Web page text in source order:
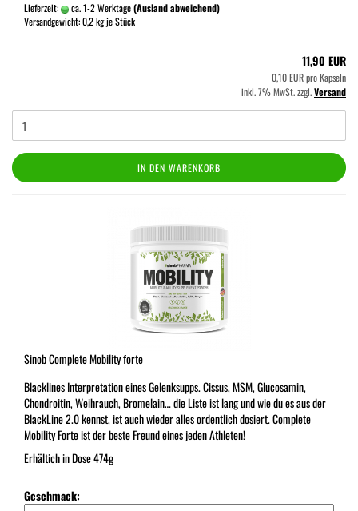
Lieferzeit: ca. 1-2 Werktage(Ausland abweichend)
Versandgewicht:0,2kg je Stück
11,90 EUR
0,10 EUR pro Kapseln
inkl. 7% MwSt. zzgl.Versand
IN DEN WARENKORB
Sinob Complete Mobility forte
Blacklines Interpretation eines Gelenksupps. Cissus, MSM, Glucosamin,
Chondroitin, Weihrauch, Bromelain… die Liste ist lang und wie du es aus der
BlackLine 2.0 kennst, ist auch wieder alles ordentlich dosiert. Complete
Mobility Forte ist der beste Freund eines jeden Athleten!
Erhältich in Dose 474g
Geschmack: